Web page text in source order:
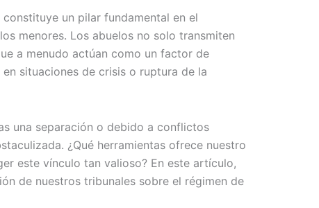
un pilar fundamental en el
menores. Los abuelos no solo transmiten
a menudo actúan como un factor de
situaciones de crisis o ruptura de la
una separación o debido a conflictos
¿Qué herramientas ofrece nuestro
este vínculo tan valioso? En este artículo,
de nuestros tribunales sobre el régimen de